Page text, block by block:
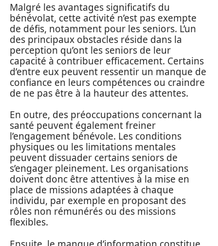
Malgré les avantages significatifs du
bénévolat, cette activité n’est pas exempte
de défis, notamment pour les seniors. L’un
des principaux obstacles réside dans la
perception qu’ont les seniors de leur
capacité à contribuer efficacement. Certains
d’entre eux peuvent ressentir un manque de
confiance en leurs compétences ou craindre
de ne pas être à la hauteur des attentes.
En outre, des préoccupations concernant la
santé peuvent également freiner
l’engagement bénévole. Les conditions
physiques ou les limitations mentales
peuvent dissuader certains seniors de
s’engager pleinement. Les organisations
doivent donc être attentives à la mise en
place de missions adaptées à chaque
individu, par exemple en proposant des
rôles non rémunérés ou des missions
flexibles.